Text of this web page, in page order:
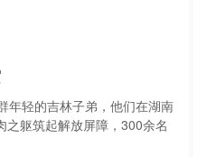
年轻的吉林子弟，他们在湖南
躯筑起解放屏障，300余名